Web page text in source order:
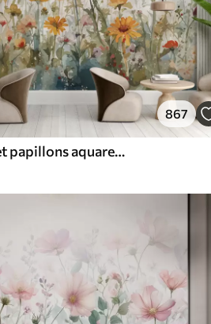
867
Fleurs sauvages et papillons aquarelles